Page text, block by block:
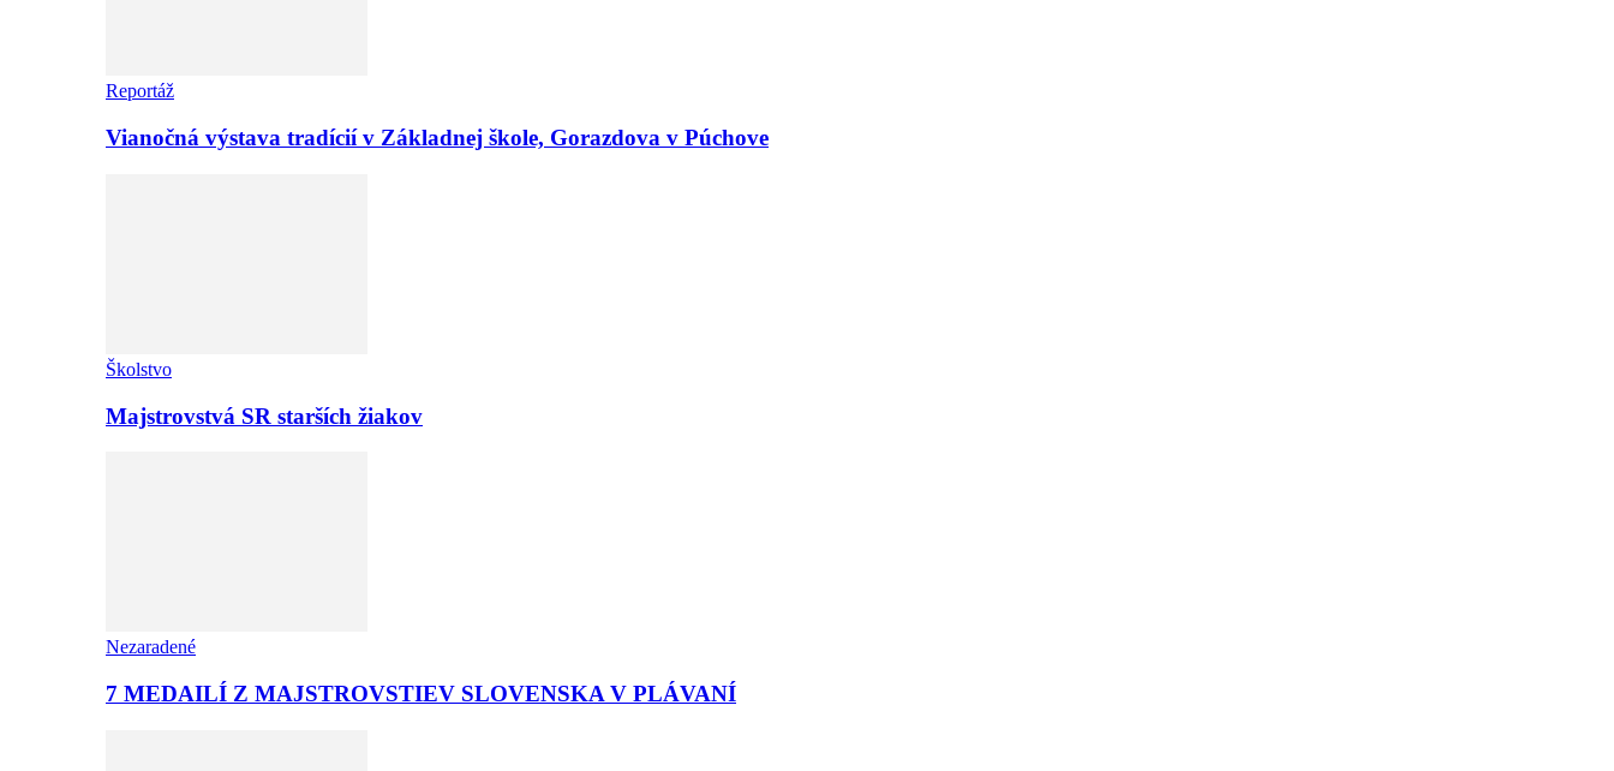
Reportáž
Vianočná výstava tradícií v Základnej škole, Gorazdova v Púchove
Školstvo
Majstrovstvá SR starších žiakov
Nezaradené
7 MEDAILÍ Z MAJSTROVSTIEV SLOVENSKA V PLÁVANÍ